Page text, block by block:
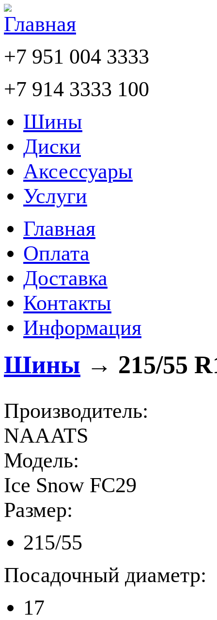
+7 951 004 3333
+7 914 3333 100
Шины
Диски
Аксессуары
Услуги
Главная
Оплата
Доставка
Контакты
Информация
Шины → 215/55
Производитель:
NAAATS
Модель:
Ice Snow FC29
Размер:
215/55
Посадочный диаметр:
17